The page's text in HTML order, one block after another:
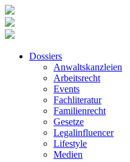
Dossiers
Anwaltskanzleien
Arbeitsrecht
Events
Fachliteratur
Familienrecht
Gesetze
Legalinfluencer
Lifestyle
Medien